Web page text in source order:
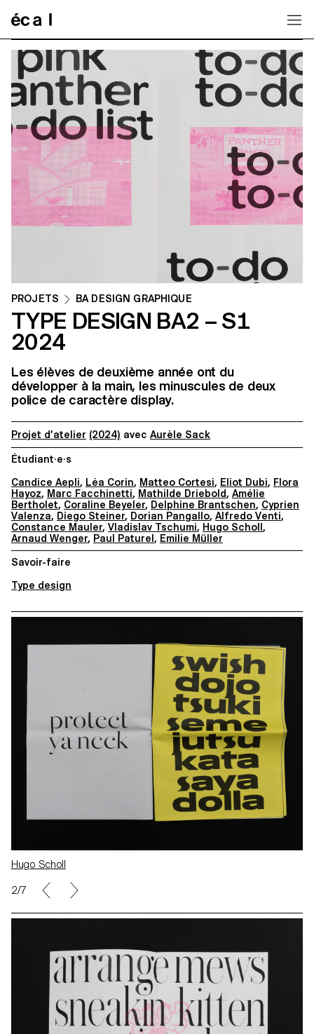
PROJETS BA DESIGN GRAPHIQUE
TYPE DESIGN BA2 – S1
2024
Les élèves de deuxième année ont du
développer à la main, les minuscules de deux
police de caractère display.
Projet d’atelier (2024) avec Aurèle Sack
Étudiant·e·s
Candice Aepli, Léa Corin, Matteo Cortesi, Eliot Dubi, Flora
Hayoz, Marc Facchinetti, Mathilde Driebold, Amélie
Bertholet, Coraline Beyeler, Delphine Brantschen, Cyprien
Valenza, Diego Steiner, Dorian Pangallo, Alfredo Venti,
Constance Mauler, Vladislav Tschumi, Hugo Scholl ,
Arnaud Wenger, Paul Paturel , Emilie Müller
Savoir-faire
Type design
Hugo Scholl
2/7